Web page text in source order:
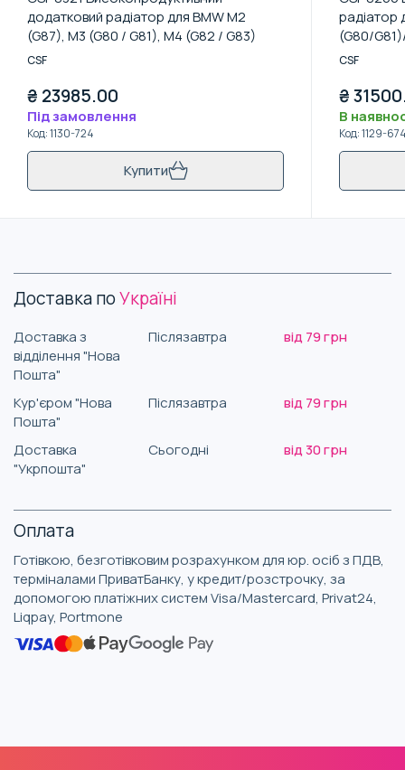
додатковий радіатор для BMW M2
(G87), M3 (G80 / G81), M4 (G82 / G83)
CSF
₴ 23985.00
Під замовлення
Код:1130-724
Купити
радіатор
(G80/
CSF
₴
В
Код:1129-
Доставка поУкраїні
Доставка з
відділення "Нова
Пошта"
Післязавтра від 79 грн
Кур'єром "Нова
Пошта"
Післязавтра від 79 грн
Доставка
"Укрпошта"
Сьогодні від 30 грн
Оплата
Готівкою, безготівковим розрахунком для юр. осіб з ПДВ,
терміналами ПриватБанку, у кредит/розстрочку, за
допомогою платіжних систем Visa/Mastercard, Privat24,
Liqpay, Portmone